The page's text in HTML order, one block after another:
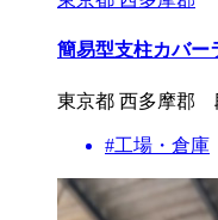
簡易型支柱カバー
東京都 西多摩郡
#工場・倉庫